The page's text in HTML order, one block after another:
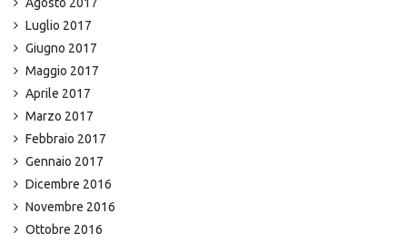
Luglio 2017
Giugno 2017
Maggio 2017
Aprile 2017
Marzo 2017
Febbraio 2017
Gennaio 2017
Dicembre 2016
Novembre 2016
Ottobre 2016